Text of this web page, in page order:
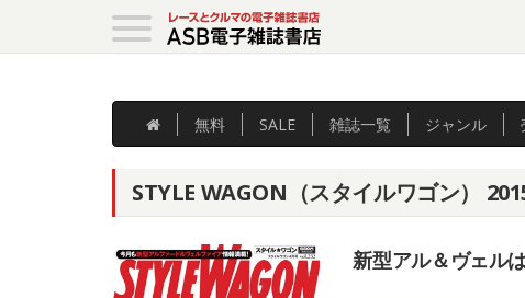
無料 SALE 雑誌一覧 ジャンル
STYLE WAGON（スタイルワゴン）
新型アル＆ヴェル